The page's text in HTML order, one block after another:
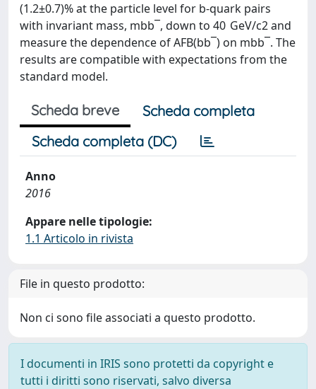
(1.2±0.7)% at the particle level for b-quark pairs
with invariant mass, mbb¯, down to 40 GeV/c2 and
measure the dependence of AFB(bb¯) on mbb¯. The
results are compatible with expectations from the
standard model.
Scheda breve
Scheda completa
Scheda completa (DC)
Anno
2016
Appare nelle tipologie:
1.1 Articolo in rivista
File in questo prodotto:
Non ci sono file associati a questo prodotto.
I documenti in IRIS sono protetti da copyright e
tutti i diritti sono riservati, salvo diversa